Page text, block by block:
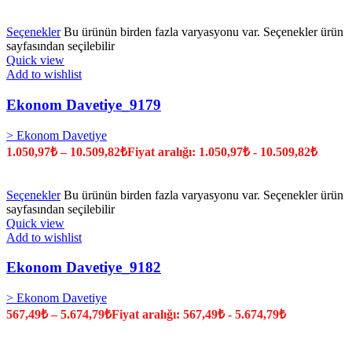
Seçenekler Bu ürünün birden fazla varyasyonu var. Seçenekler ürün
sayfasından seçilebilir
Quick view
Add to wishlist
Ekonom Davetiye_9179
> Ekonom Davetiye
1.050,97₺ – 10.509,82₺Fiyat aralığı: 1.050,97₺ - 10.509,82₺
Seçenekler Bu ürünün birden fazla varyasyonu var. Seçenekler ürün
sayfasından seçilebilir
Quick view
Add to wishlist
Ekonom Davetiye_9182
> Ekonom Davetiye
567,49₺ –5.674,79₺Fiyat aralığı: 567,49₺ - 5.674,79₺